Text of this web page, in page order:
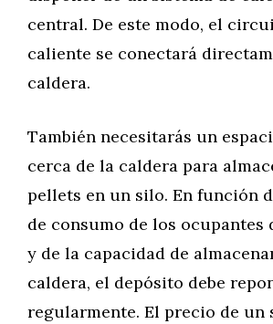
central. De este modo, el
caliente se conectará
caldera.
También necesitarás un
cerca de la caldera para
pellets en un silo. En función
de consumo de los ocupantes
y de la capacidad de
caldera, el depósito debe
regularmente. El precio de un